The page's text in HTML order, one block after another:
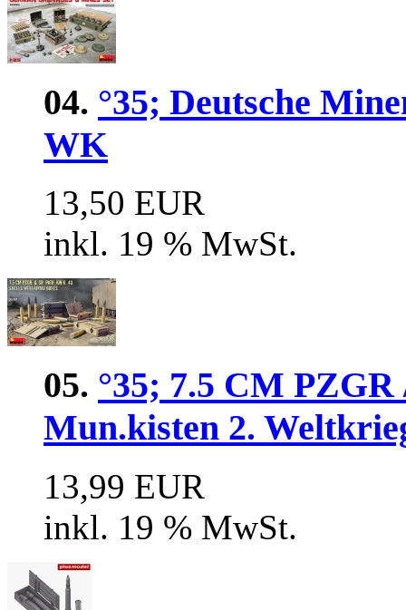
04. °35; Deutsche
WK
13,50 EUR
inkl. 19 % MwSt.
05. °35; 7.5 CM
Mun.kisten 2.
13,99 EUR
inkl. 19 % MwSt.